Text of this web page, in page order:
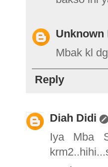
Unknown
Mbak kl
Reply
Diah Didi
Iya Mba